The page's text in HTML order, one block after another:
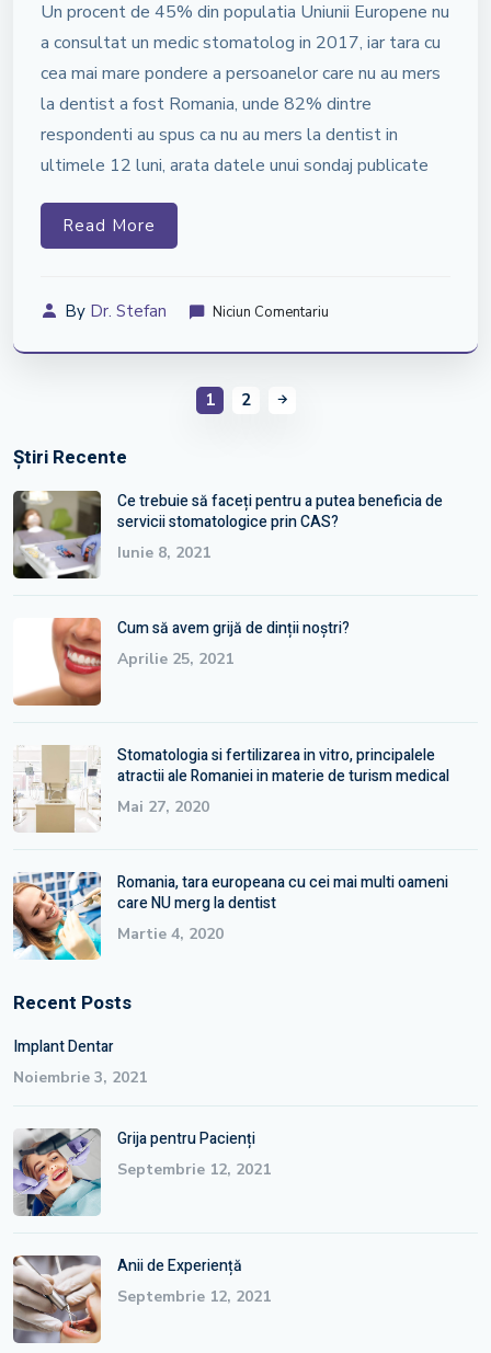
Un procent de 45% din populatia Uniunii Europene nu
a consultat un medic stomatolog in 2017, iar tara cu
cea mai mare pondere a persoanelor care nu au mers
la dentist a fost Romania, unde 82% dintre
respondenti au spus ca nu au mers la dentist in
ultimele 12 luni, arata datele unui sondaj publicate
Read More
By Dr. Stefan Niciun Comentariu
1 2
Știri Recente
Ce trebuie să faceți pentru a putea beneficia de
servicii stomatologice prin CAS?
Iunie 8, 2021
Cum să avem grijă de dinții noștri?
Aprilie 25, 2021
Stomatologia si fertilizarea in vitro, principalele
atractii ale Romaniei in materie de turism medical
Mai 27, 2020
Romania, tara europeana cu cei mai multi oameni
care NU merg la dentist
Martie 4, 2020
Recent Posts
Implant Dentar
Noiembrie 3, 2021
Grija pentru Pacienți
Septembrie 12, 2021
Anii de Experiență
Septembrie 12, 2021